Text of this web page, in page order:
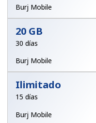
Burj Mobile
20 GB
30 días
Burj Mobile
Ilimitado
15 días
Burj Mobile